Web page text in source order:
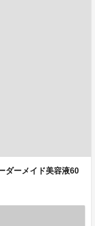
ダーメイド美容液60